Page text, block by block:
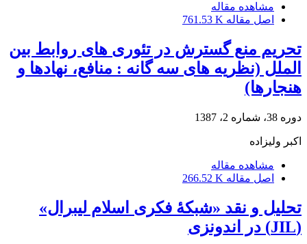
مشاهده مقاله
اصل مقاله 761.53 K
تحریم منع گسترش در تئوری های روابط بین
الملل (نظریه های سه گانه : منافع، نهادها و
هنجارها)
دوره 38، شماره 2، 1387
اکبر ولیزاده
مشاهده مقاله
اصل مقاله 266.52 K
تحلیل و نقد «شبکۀ فکری اسلام لیبرال»
(JIL) در اندونزی